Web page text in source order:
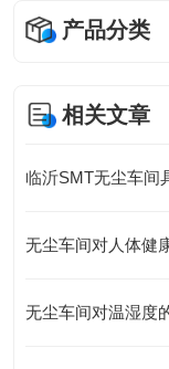
产品分类
相关文章
临沂SMT无尘车间
无尘车间对人体健
无尘车间对温湿度